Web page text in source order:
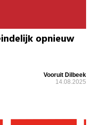
opnieuw
Vooruit Dilbeek
14.08.2025